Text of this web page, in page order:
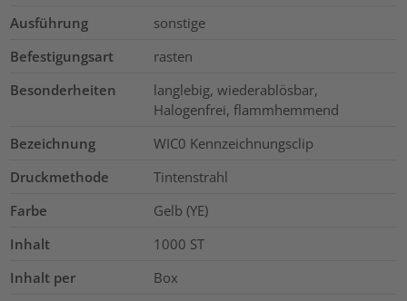
Ausführung
sonstige
Befestigungsart
rasten
Besonderheiten
langlebig, wiederablösbar,
Halogenfrei, flammhemmend
Bezeichnung
WIC0 Kennzeichnungsclip
Druckmethode
Tintenstrahl
Farbe
Gelb (YE)
Inhalt
1000 ST
Inhalt per
Box